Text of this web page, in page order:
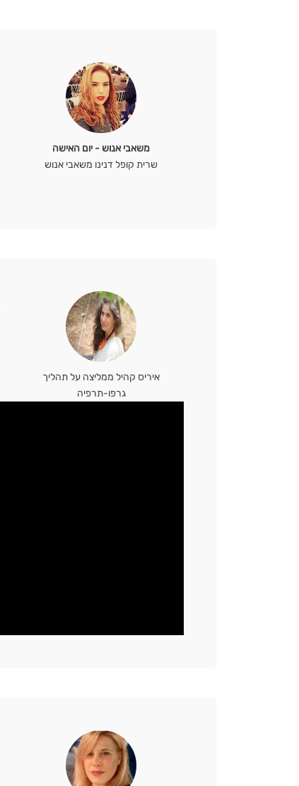
משאבי אנוש - יום האישה
שרית קופל דנינו משאבי אנוש
איריס קהיל ממליצה על תהליך
גרפו-תרפיה